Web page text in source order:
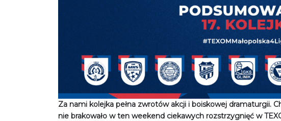
Za nami kolejka pełna zwrotów akcji i boiskowej dramaturgii.
nie brakowało w ten weekend ciekawych rozstrzygnięć w